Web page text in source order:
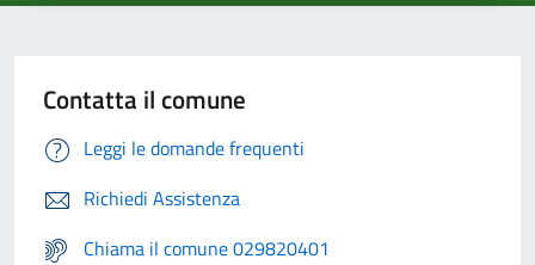
Contatta il comune
Leggi le domande frequenti
Richiedi Assistenza
Chiama il comune 029820401